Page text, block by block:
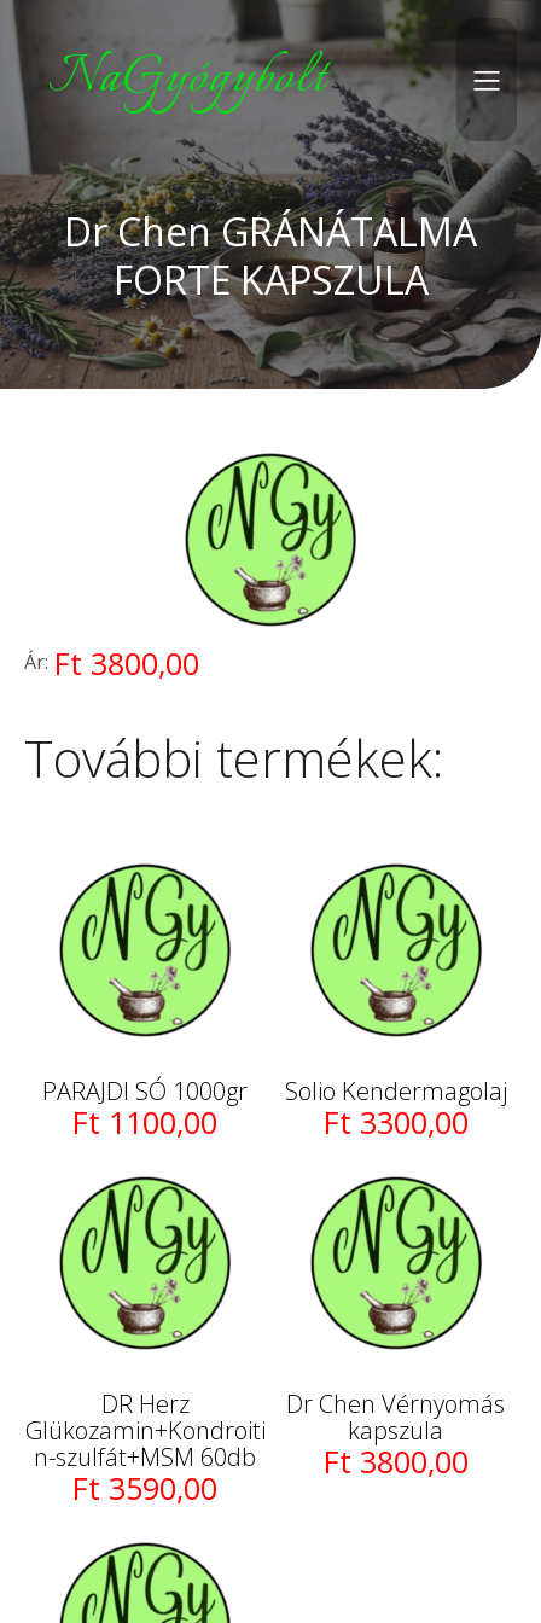
NaGyógybolt
Dr Chen GRÁNÁTALMA
FORTE KAPSZULA
Ár: Ft 3800,00
További termékek:
PARAJDI SÓ 1000gr
Ft 1100,00
Solio Kendermagolaj
Ft 3300,00
DR Herz
Glükozamin+Kondroiti
n-szulfát+MSM 60db
Ft 3590,00
Dr Chen Vérnyomás
kapszula
Ft 3800,00